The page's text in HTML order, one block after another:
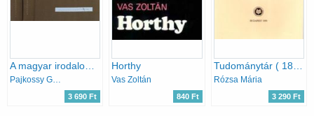
3 690 Ft
Horthy
Vas Zoltán
840 Ft
Rózsa Mária
3 290 Ft